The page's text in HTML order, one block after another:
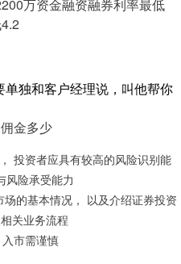
200万资金融资融券利率最低
独和客户经理说，叫他帮你
金多少
投资者应具有较高的风险识别能
风险承受能力
的基本情况， 以及介绍证券投资
关业务流程
市需谨慎